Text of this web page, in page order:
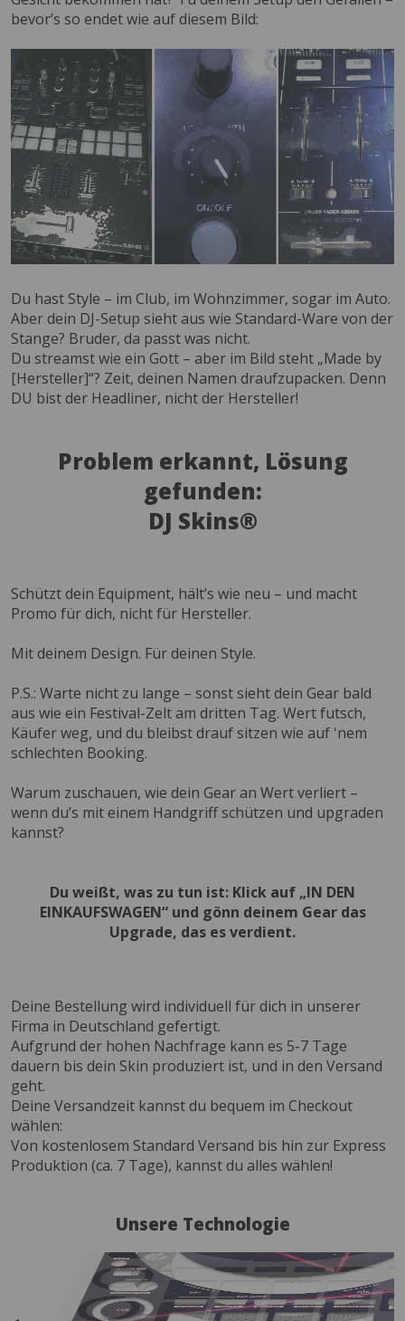
bevor’s so endet wie auf diesem Bild:
Du hast Style – im Club, im Wohnzimmer, sogar im Auto.
Aber dein DJ-Setup sieht aus wie Standard-Ware von der
Stange? Bruder, da passt was nicht.
Du streamst wie ein Gott – aber im Bild steht „Made by
[Hersteller]“? Zeit, deinen Namen draufzupacken. Denn
DU bist der Headliner, nicht der Hersteller!
Problem erkannt, Lösung
gefunden:
DJ Skins®
Schützt dein Equipment, hält’s wie neu – und macht
Promo für dich, nicht für Hersteller.
Mit deinem Design. Für deinen Style.
P.S.: Warte nicht zu lange – sonst sieht dein Gear bald
aus wie ein Festival-Zelt am dritten Tag. Wert futsch,
Käufer weg, und du bleibst drauf sitzen wie auf 'nem
schlechten Booking.
Warum zuschauen, wie dein Gear an Wert verliert –
wenn du’s mit einem Handgriff schützen und upgraden
kannst?
Du weißt, was zu tun ist: Klick auf „IN DEN
EINKAUFSWAGEN“ und gönn deinem Gear das
Upgrade, das es verdient.
Deine Bestellung wird individuell für dich in unserer
Firma in Deutschland gefertigt.
Aufgrund der hohen Nachfrage kann es 5-7 Tage
dauern bis dein Skin produziert ist, und in den Versand
geht.
Deine Versandzeit kannst du bequem im Checkout
wählen:
Von kostenlosem Standard Versand bis hin zur Express
Produktion (ca. 7 Tage), kannst du alles wählen!
Unsere Technologie